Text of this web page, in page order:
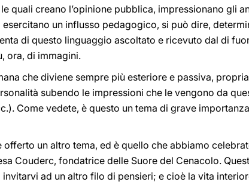
quali creano l’opinione pubblica, impressionano gli
esercitano un influsso pedagogico, si può dire,
di questo linguaggio ascoltato e ricevuto dal di
ora, di immagini.
che diviene sempre più esteriore e passiva,
subendo le impressioni che le vengono da
Come vedete, è questo un tema di grave
offerto un altro tema, ed è quello che abbiamo
Couderc, fondatrice delle Suore del Cenacolo.
ad un altro filo di pensieri; e cioè la vita